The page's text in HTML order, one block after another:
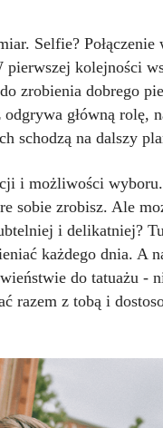
Selfie? Połączenie
kolejności
zrobienia dobrego
główną rolę,
schodzą na dalszy
i możliwości
sobie zrobisz. Ale
i delikatniej?
każdego dnia. A
do tatuażu -
razem z tobą i